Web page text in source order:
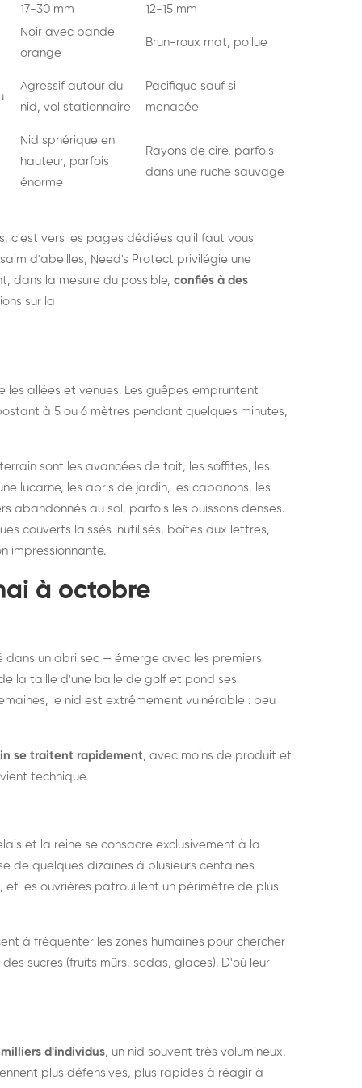
17-30 mm
12-15 mm
Noir avec bande
orange
Brun-roux mat, poilue
Agressif autour du
nid, vol stationnaire
Pacifique sauf si
menacée
Nid sphérique en
hauteur, parfois
énorme
Rayons de cire, parfois
dans une ruche sauvage
, c'est vers les pages dédiées qu'il faut vous
d'abeilles, Need's Protect privilégie une
dans la mesure du possible, confiés à des
sur la
les allées et venues. Les guêpes empruntent
à 5 ou 6 mètres pendant quelques minutes,
sont les avancées de toit, les soffites, les
lucarne, les abris de jardin, les cabanons, les
abandonnés au sol, parfois les buissons denses.
couverts laissés inutilisés, boîtes aux lettres,
impressionnante.
à octobre
dans un abri sec — émerge avec les premiers
la taille d'une balle de golf et pond ses
le nid est extrêmement vulnérable : peu
se traitent rapidement, avec moins de produit et
technique.
et la reine se consacre exclusivement à la
de quelques dizaines à plusieurs centaines
et les ouvrières patrouillent un périmètre de plus
à fréquenter les zones humaines pour chercher
sucres (fruits mûrs, sodas, glaces). D'où leur
d'individus, un nid souvent très volumineux,
plus défensives, plus rapides à réagir à